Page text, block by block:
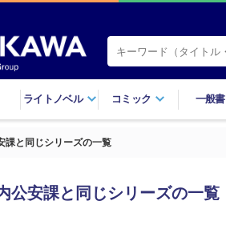
ライトノベル コミック 一般書
課と同じシリーズの一覧
公安課と同じシリーズの一覧